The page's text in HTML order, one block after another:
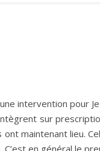
une intervention pour
sur
ont maintenant lieu.
en général le